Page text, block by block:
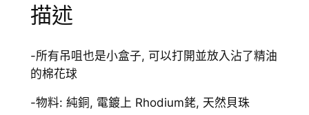
薰
鏈
數
描述
-所有吊咀也是小盒子, 可以打開並放入沾了精油
的棉花球
-物料: 純銅, 電鍍上 Rhodium銠, 天然貝珠